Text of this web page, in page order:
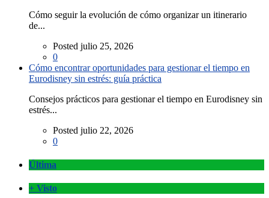
Cómo seguir la evolución de cómo organizar un itinerario
de...
Posted julio 25, 2026
0
Cómo encontrar oportunidades para gestionar el tiempo en
Eurodisney sin estrés: guía práctica
Consejos prácticos para gestionar el tiempo en Eurodisney sin
estrés...
Posted julio 22, 2026
0
Última
+ Visto